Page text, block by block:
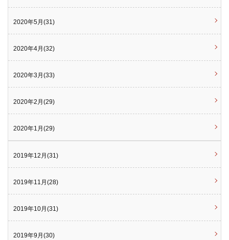
2020年5月(31)
2020年4月(32)
2020年3月(33)
2020年2月(29)
2020年1月(29)
2019年12月(31)
2019年11月(28)
2019年10月(31)
2019年9月(30)